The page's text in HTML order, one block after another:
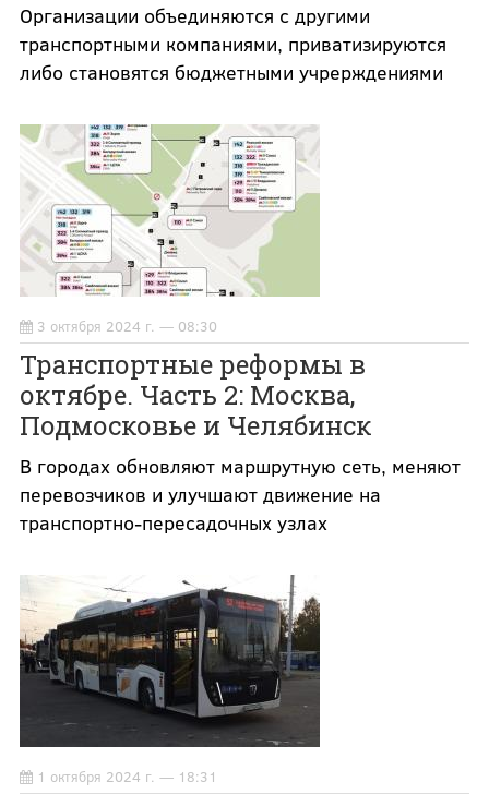
Организации объединяются с другими
транспортными компаниями, приватизируются
либо становятся бюджетными учрерждениями
3 октября 2024 г. — 08:30
Транспортные реформы в
октябре. Часть 2: Москва,
Подмосковье и Челябинск
В городах обновляют маршрутную сеть, меняют
перевозчиков и улучшают движение на
транспортно-пересадочных узлах
1 октября 2024 г. — 18:31